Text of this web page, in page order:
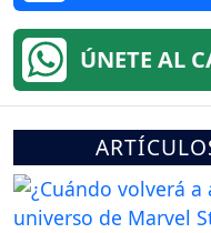
ÚNETE AL